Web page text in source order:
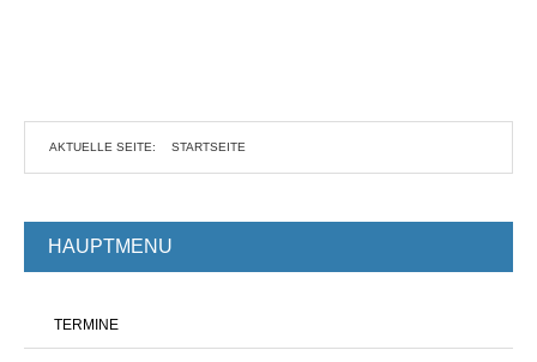
AKTUELLE SEITE: STARTSEITE
HAUPTMENU
TERMINE